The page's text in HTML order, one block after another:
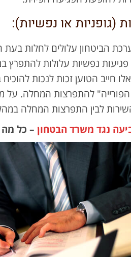
(גופניות או נפשיות):
הביטחון עלולים לחלות בעת
חייב הטוען זכות לנכות
להתפרצות המחלה. על
לבין התפרצות המחלה
נגד משרד הבטחון – כל